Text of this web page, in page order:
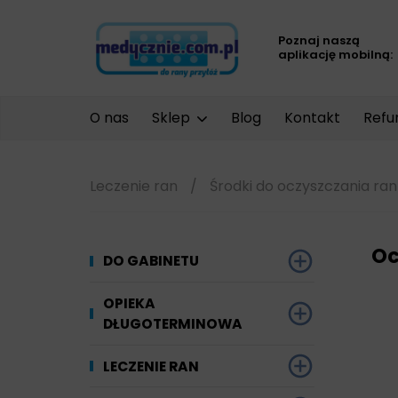
Poznaj naszą
aplikację mobilną:
O nas Sklep Blog Kontakt
Leczenie ran / Środki do oczyszczania ran
DO GABINETU
Dezynfekcja
OPIEKA
DŁUGOTERMINOWA
Materiały chłonne
LECZENIE RAN